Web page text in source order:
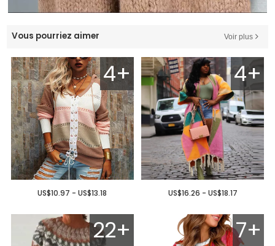
Vous pourriez aimer Voir plus
4+
US$10.97 - US$13.18
4+
US$16.26 - US$18.17
22+ 7+